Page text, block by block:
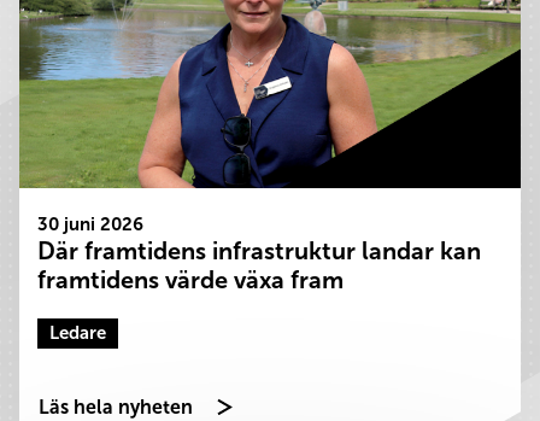
30 juni 2026
Där framtidens infrastruktur landar kan
framtidens värde växa fram
Ledare
Läs hela nyheten